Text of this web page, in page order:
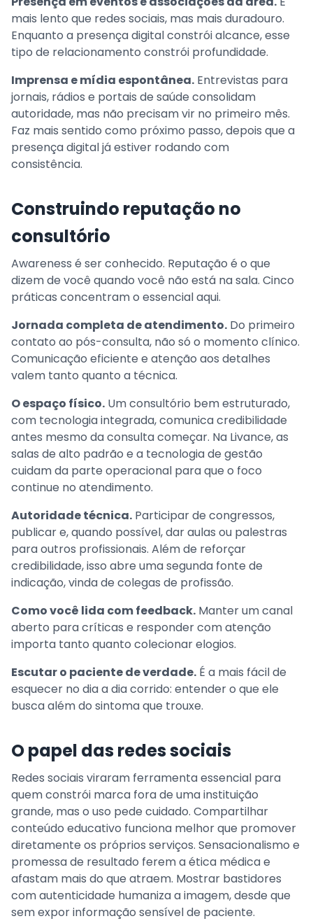
mais lento que redes sociais, mas mais duradouro.
Enquanto a presença digital constrói alcance, esse
tipo de relacionamento constrói profundidade.
Imprensa e mídia espontânea. Entrevistas para
jornais, rádios e portais de saúde consolidam
autoridade, mas não precisam vir no primeiro mês.
Faz mais sentido como próximo passo, depois que a
presença digital já estiver rodando com
consistência.
Construindo reputação no
consultório
Awareness é ser conhecido. Reputação é o que
dizem de você quando você não está na sala. Cinco
práticas concentram o essencial aqui.
Jornada completa de atendimento. Do primeiro
contato ao pós-consulta, não só o momento clínico.
Comunicação eficiente e atenção aos detalhes
valem tanto quanto a técnica.
O espaço físico. Um consultório bem estruturado,
com tecnologia integrada, comunica credibilidade
antes mesmo da consulta começar. Na Livance, as
salas de alto padrão e a tecnologia de gestão
cuidam da parte operacional para que o foco
continue no atendimento.
Autoridade técnica. Participar de congressos,
publicar e, quando possível, dar aulas ou palestras
para outros profissionais. Além de reforçar
credibilidade, isso abre uma segunda fonte de
indicação, vinda de colegas de profissão.
Como você lida com feedback. Manter um canal
aberto para críticas e responder com atenção
importa tanto quanto colecionar elogios.
Escutar o paciente de verdade. É a mais fácil de
esquecer no dia a dia corrido: entender o que ele
busca além do sintoma que trouxe.
O papel das redes sociais
Redes sociais viraram ferramenta essencial para
quem constrói marca fora de uma instituição
grande, mas o uso pede cuidado. Compartilhar
conteúdo educativo funciona melhor que promover
diretamente os próprios serviços. Sensacionalismo e
promessa de resultado ferem a ética médica e
afastam mais do que atraem. Mostrar bastidores
com autenticidade humaniza a imagem, desde que
sem expor informação sensível de paciente.